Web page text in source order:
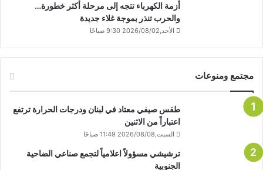
أزمة الكهرباء تتجه إلى مرحلة أكثر خطورة…
والحرب تنذر بموجة غلاء جديدة
الأحد,2026/08/02 9:30 صباحًا
مجتمع ومنوعات
طقس صيفي معتاد في لبنان ودرجات الحرارة ترتفع
اعتباراً من الاثنين
السبت,2026/08/08 11:49 صباحًا
ترشيشي مسؤولاً اعلامياً لتجمع صناعي الضاحية
الجنوبية